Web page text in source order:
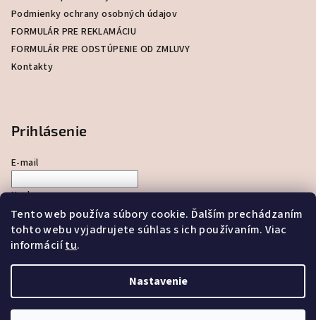
Tento web používa súbory cookie. Ďalším prechádzaním
tohto webu vyjadrujete súhlas s ich používaním. Viac
informáciítu.
Nastavenie
Podmienky ochrany osobných údajov
FORMULÁR PRE REKLAMÁCIU
FORMULÁR PRE ODSTÚPENIE OD ZMLUVY
Kontakty
Prihlásenie
E-mail
Heslo
Prihlásiť sa
Nová registráciaZabudnuté heslo